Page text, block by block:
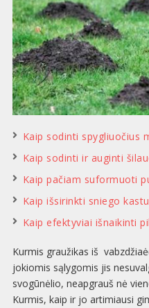
Kaip sodinti spygliuočius
Kaip sodinti ir auginti
Kaip pačiam suformuoti
Kaip išsirinkti sniego
Kaip efektyviai išnaikinti
Kurmis graužikas iš
jokiomis sąlygomis jis
svogūnėlio, neapgrauš nė
Kurmis, kaip ir jo artimiausi